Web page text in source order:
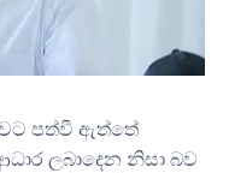
පත්වී ඇත්තේ
ලබාදෙන නිසා බව